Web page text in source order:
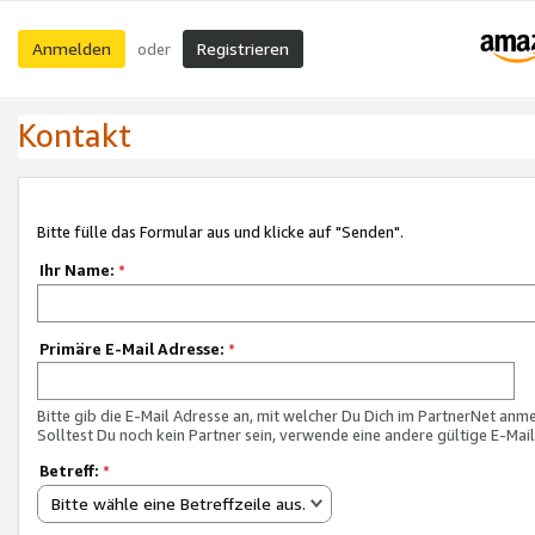
Anmelden oder Registrieren
Kontakt
Bitte fülle das Formular aus und klicke auf "Senden".
Ihr Name: *
Primäre E-Mail Adresse: *
Bitte gib die E-Mail Adresse an, mit welcher Du Dich im PartnerNet
Solltest Du noch kein Partner sein, verwende eine andere gültige E-
Betreff: *
Bitte wähle eine Betreffzeile aus.